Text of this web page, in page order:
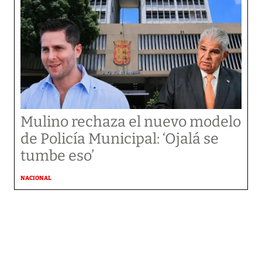
Mulino rechaza el nuevo modelo
de Policía Municipal: ‘Ojalá se
tumbe eso’
NACIONAL